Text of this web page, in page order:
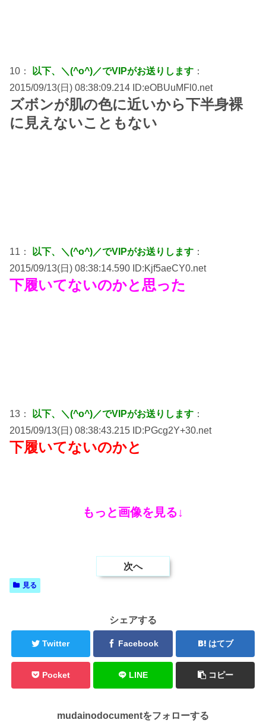
10： 以下、＼(^o^)／でVIPがお送りします ：
2015/09/13(日) 08:38:09.214 ID:eOBUuMFl0.net
ズボンが肌の色に近いから下半身裸
に見えないこともない
11： 以下、＼(^o^)／でVIPがお送りします ：
2015/09/13(日) 08:38:14.590 ID:Kjf5aeCY0.net
下履いてないのかと思った
13： 以下、＼(^o^)／でVIPがお送りします ：
2015/09/13(日) 08:38:43.215 ID:PGcg2Y+30.net
下履いてないのかと
もっと画像を見る↓
次へ
見る
シェアする
Twitter Facebook はてブ
Pocket LINE コピー
mudainodocumentをフォローする